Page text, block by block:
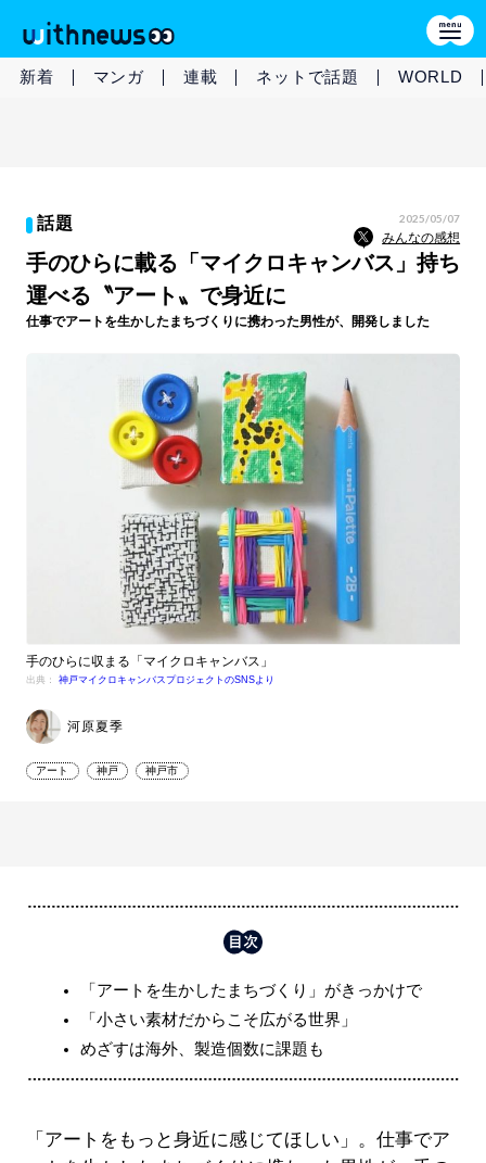
新着 マンガ 連載 ネットで話題 WORLD
話題 2025/05/07
みんなの感想
手のひらに載る「マイクロキャンバス」持ち
運べる〝アート〟で身近に
仕事でアートを生かしたまちづくりに携わった男性が、開発しました
手のひらに収まる「マイクロキャンバス」
出典： 神戸マイクロキャンバスプロジェクトのSNSより
河原夏季
アート 神戸 神戸市
「アートを生かしたまちづくり」がきっかけで
「小さい素材だからこそ広がる世界」
めざすは海外、製造個数に課題も
「アートをもっと身近に感じてほしい」。仕事でア